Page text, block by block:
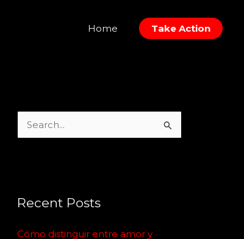
Home Take Action
c
Recent Posts
Cómo distinguir entre amor y